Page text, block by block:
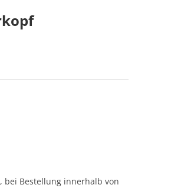
, bei Bestellung innerhalb von